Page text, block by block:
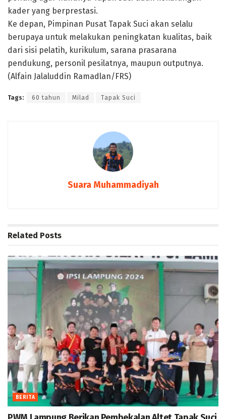
kader yang berprestasi.
Ke depan, Pimpinan Pusat Tapak Suci akan selalu
berupaya untuk melakukan peningkatan kualitas, baik
dari sisi pelatih, kurikulum, sarana prasarana
pendukung, personil pesilatnya, maupun outputnya.
(Alfain Jalaluddin Ramadlan/FRS)
Tags: 60 tahun Milad Tapak Suci
Suara Muhammadiyah
Related Posts
BERITA